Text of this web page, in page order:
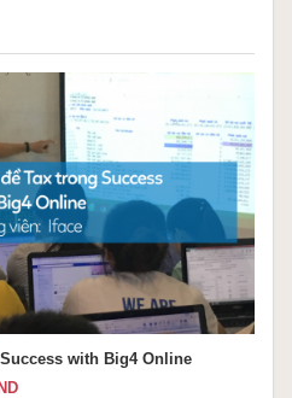
with Big4 Online